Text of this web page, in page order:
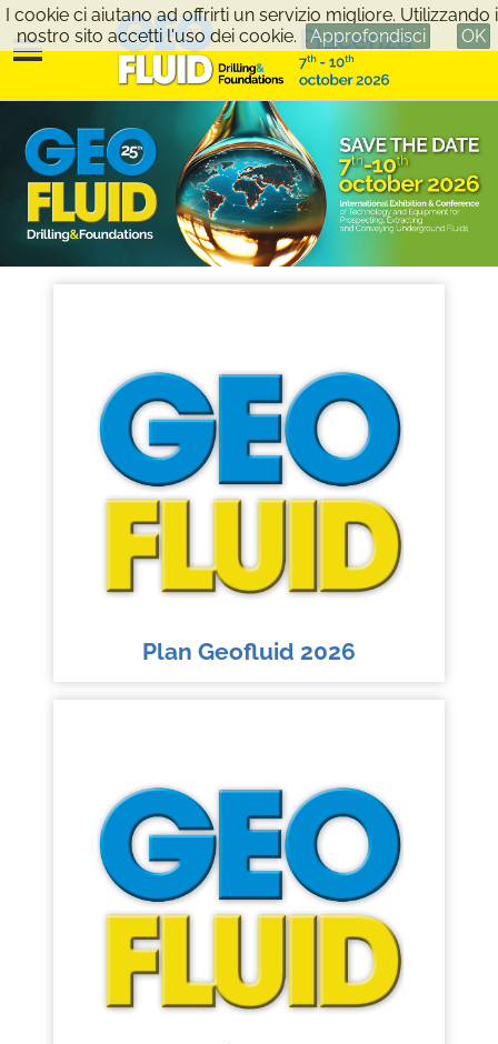
Plan Geofluid 2026
I cookie ci aiutano ad offrirti un servizio migliore. Utilizzando
nostro sito accetti l'uso dei cookie.
Approfondisci OK